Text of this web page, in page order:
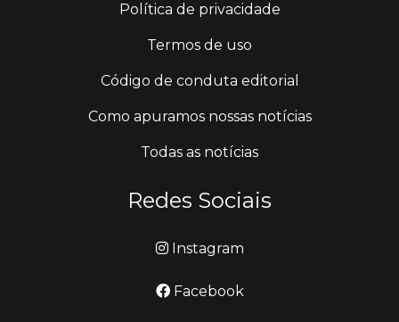
Política de privacidade
Termos de uso
Código de conduta editorial
Como apuramos nossas notícias
Todas as notícias
Redes Sociais
Instagram
Facebook